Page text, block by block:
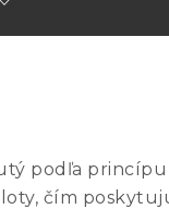
podľa
čím